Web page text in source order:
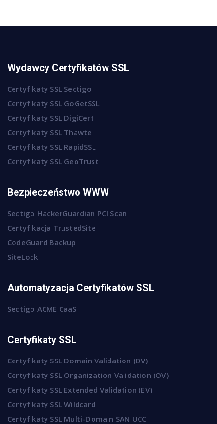
Wydawcy Certyfikatów SSL
Certyfikaty SSL Sectigo
Certyfikaty SSL GoGetSSL
Certyfikaty SSL DigiCert
Certyfikaty SSL Thawte
Certyfikaty SSL RapidSSL
Certyfikaty SSL GeoTrust
Bezpieczeństwo WWW
Sectigo HackerGuardian PCI Scan
Certyfikacja TrustedSite
CodeGuard Backup
SiteLock
Automatyzacja Certyfikatów SSL
Sectigo ACME CaaS
Certyfikaty SSL
Certyfikaty SSL Domain Validation (DV)
Certyfikaty SSL Organization Validation (OV)
Certyfikaty SSL Extended Validation (EV)
Certyfikaty SSL Wildcard
Certyfikaty SSL Multi-Domain SAN UCC